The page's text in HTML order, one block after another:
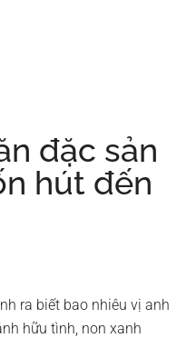
đặc sản
hút đến
ra biết bao nhiêu vị anh
hữu tình, non xanh